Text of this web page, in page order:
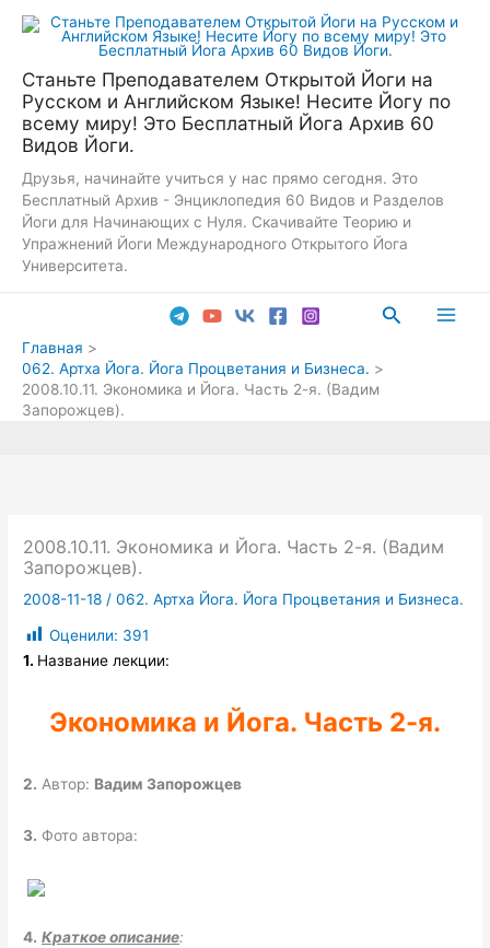
Перейти
Станьте Преподавателем Открытой Йоги на
Русском и Английском Языке! Несите Йогу по
всему миру! Это Бесплатный Йога Архив 60
Видов Йоги.
Друзья, начинайте учиться у нас прямо сегодня. Это
Бесплатный Архив - Энциклопедия 60 Видов и Разделов
Йоги для Начинающих с Нуля. Скачивайте Теорию и
Упражнений Йоги Международного Открытого Йога
Университета.
Поиск
Главная
062. Артха Йога. Йога Процветания и Бизнеса.
2008.10.11. Экономика и Йога. Часть 2-я. (Вадим
Запорожцев).
2008.10.11. Экономика и Йога. Часть 2-я. (Вадим
Запорожцев).
2008-11-18 /062. Артха Йога. Йога Процветания и Бизнеса.
Оценили: 391
1. Название лекции:
Экономика и Йога. Часть 2-я.
2. Автор: Вадим Запорожцев
3. Фото автора:
4. Краткое описание: